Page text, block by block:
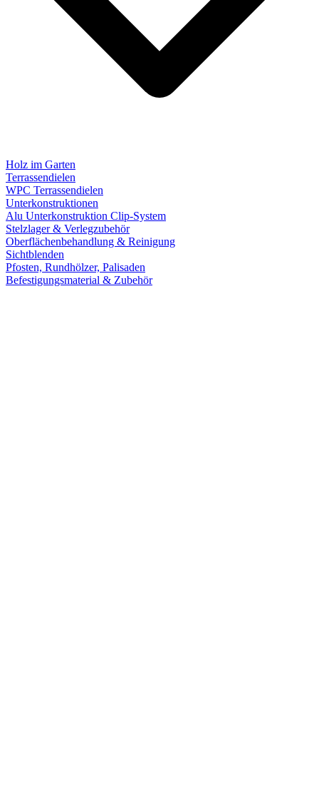
Holz im Garten
Terrassendielen
WPC Terrassendielen
Unterkonstruktionen
Alu Unterkonstruktion Clip-System
Stelzlager & Verlegzubehör
Oberflächenbehandlung & Reinigung
Sichtblenden
Pfosten, Rundhölzer, Palisaden
Befestigungsmaterial & Zubehör